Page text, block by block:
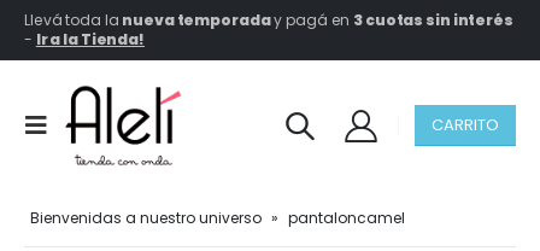
Llevá toda la nueva temporaday pagá en 3 cuotas sin interés
- Ir a la Tienda!
CARRITO
Bienvenidas a nuestro universo » pantaloncamel